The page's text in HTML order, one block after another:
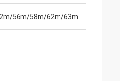
56m/58m/62m/63m